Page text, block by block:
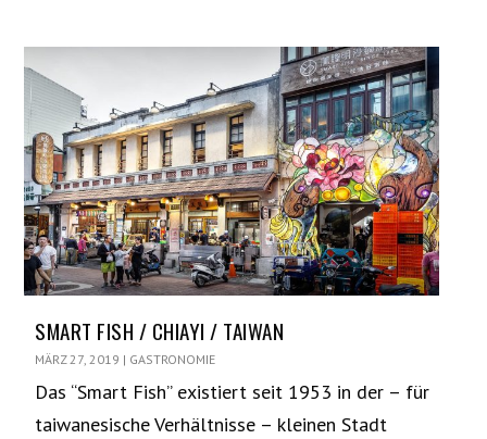
SMART FISH / CHIAYI / TAIWAN
MÄRZ 27, 2019 | GASTRONOMIE
Das “Smart Fish” existiert seit 1953 in der – für
taiwanesische Verhältnisse – kleinen Stadt